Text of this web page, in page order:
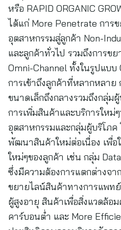
หรือ RAPID ORGANIC
ได้แก่ More Penetrate การ
อุตสาหกรรมสู่ลูกค้า Non-
และลูกค้าทั่วไป รวมถึงการข
Omni-Channel ทั้งในรูปแบบ
การเข้าถึงลูกค้าที่หลากหลาย
ขนาดเล็กถึงกลางรวมถึงกลุ่ม
การเพิ่มสินค้าและบริการใหม่
อุตสาหกรรมและกลุ่มผู้บริโภ
พัฒนาสินค้าใหม่ต่อเนื่อง เพื่อ
ใหม่ๆของลูกค้า เช่น กลุ่ม
ซึ่งมีความต้องการแตกต่างจา
ขยายไลน์สินค้าทางการแพท
ผู้สูงอายุ สินค้าเพื่อสิ่งแวดล้อ
คาร์บอนต่ำ และ More